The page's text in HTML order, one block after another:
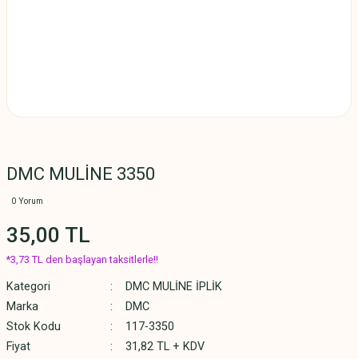
DMC MULİNE 3350
0 Yorum
35,00 TL
*3,73 TL den başlayan taksitlerle!!
Kategori
DMC MULİNE İPLİK
Marka
DMC
Stok Kodu
117-3350
Fiyat
31,82 TL + KDV